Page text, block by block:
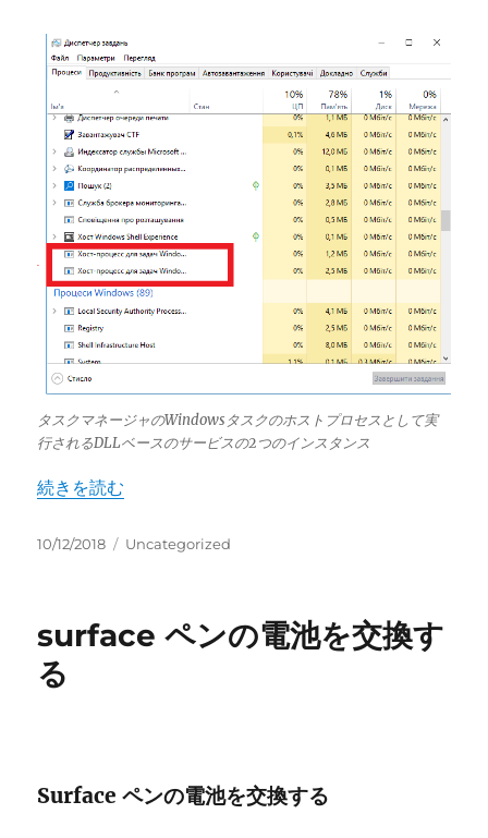
タスクマネージャのWindowsタスクのホストプロセスとして実
行されるDLLベースのサービスの2つのインスタンス
“taskhostw.exe Windows タスクのホスト プロセス”
続きを読む
投
10/12/2018
カ
ー
Uncategorized
surface ペンの電池を交換す
る
Surface ペンの電池を交換する